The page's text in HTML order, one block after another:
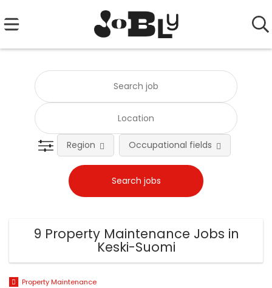
Region Occupational fields
9 Property Maintenance Jobs in
Keski-Suomi
Property Maintenance